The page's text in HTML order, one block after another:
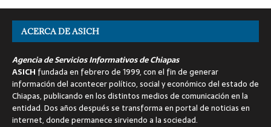
ACERCA DE ASICH
Agencia de Servicios Informativos de Chiapas
ASICH fundada en febrero de 1999, con el fin de generar
información del acontecer político, social y económico del estado de
Chiapas, publicando en los distintos medios de comunicación en la
entidad. Dos años después se transforma en portal de noticias en
internet, donde permanece sirviendo a la sociedad.